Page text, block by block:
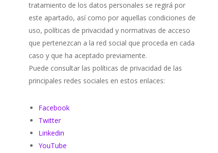
tratamiento de los datos personales se regirá por
este apartado, así como por aquellas condiciones de
uso, políticas de privacidad y normativas de acceso
que pertenezcan a la red social que proceda en cada
caso y que ha aceptado previamente.
Puede consultar las políticas de privacidad de las
principales redes sociales en estos enlaces:
Facebook
Twitter
Linkedin
YouTube